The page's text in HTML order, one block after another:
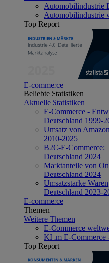
Automobilindustrie
Automobilindustrie
Top Report
E-commerce
Beliebte Statistiken
Aktuelle Statistiken
E-Commerce -
Deutschland 1999-
Umsatz von
2010-2025
B2C-E-Commerce:
Deutschland 2024
Marktanteile von
Deutschland 2024
Umsatzstarke
Deutschland 2023-
E-commerce
Themen
Weitere Themen
E-Commerce
KI im E-Commerce
Top Report